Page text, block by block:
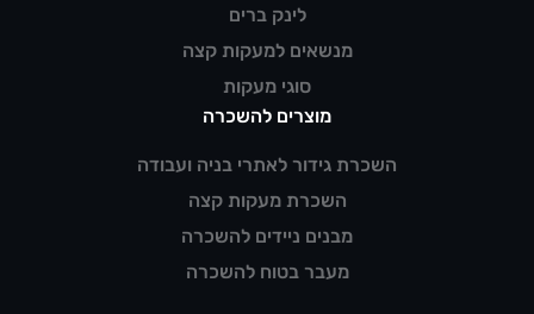
לינק ברים
מנשאים למעקות קצה
סוגי מעקות
מוצרים להשכרה
השכרת גידור לאתרי בניה ועבודה
השכרת מעקות קצה
מבנים ניידים להשכרה
מעבר בטוח להשכרה